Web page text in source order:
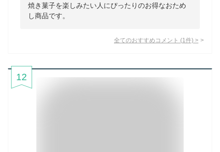
焼き菓子を楽しみたい人にぴったりのお得なおため
し商品です。
全てのおすすめコメント (1 件) >
12